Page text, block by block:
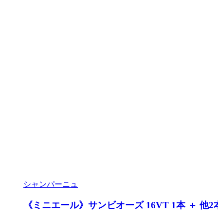
シャンパーニュ
《ミニエール》サンビオーズ 16VT 1本 ＋ 他2